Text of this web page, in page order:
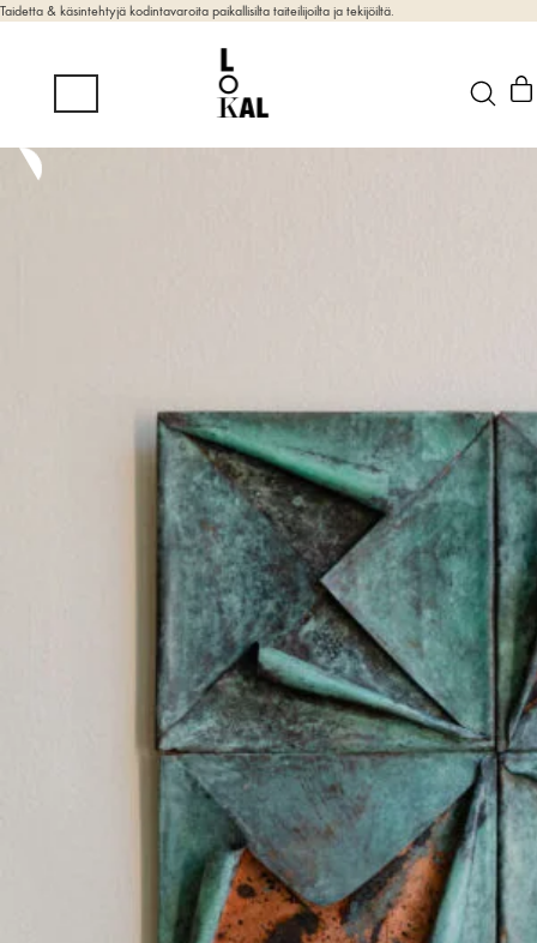
Taidetta & käsintehtyjä kodintavaroita paikallisilta taiteilijoilta ja tekijöiltä.